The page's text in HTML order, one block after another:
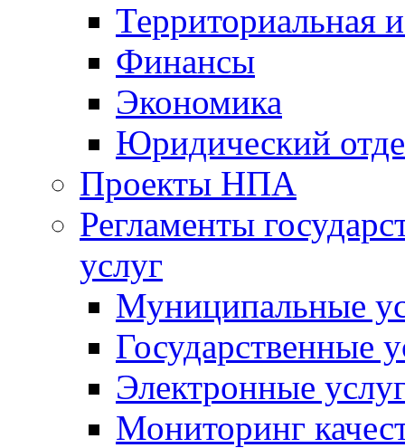
Территориальная
Финансы
Экономика
Юридический
Проекты НПА
Регламенты
услуг
Муниципальные
Государственные
Электронные
Мониторинг